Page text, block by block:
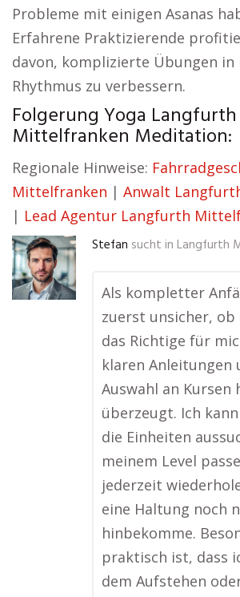
Probleme mit einigen Asanas
Erfahrene Praktizierende
davon, komplizierte Übungen in
Rhythmus zu verbessern.
Folgerung Yoga Langfurth
Mittelfranken Meditation:
Regionale Hinweise:
Mittelfranken | Anwalt
| Lead Agentur Langfurth
Stefan sucht in Langfurth
Als kompletter
zuerst unsicher, ob
das Richtige für
klaren Anleitungen
Auswahl an Kursen
überzeugt. Ich
die Einheiten
meinem Level
jederzeit
eine Haltung noch
hinbekomme.
praktisch ist, dass
dem Aufstehen